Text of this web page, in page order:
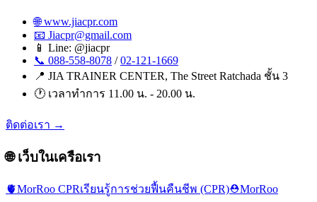
🌐 www.jiacpr.com
📧 Jiacpr@gmail.com
📱 Line: @jiacpr
📞 088-558-8078 /02-121-1669
📍 JIA TRAINER CENTER, The Street Ratchada ชั้น 3
🕐 เวลาทำการ 11.00 น. - 20.00 น.
ติดต่อเรา →
🌐 เว็บในเครือเรา
🫀MorRoo CPRเรียนรู้การช่วยฟื้นคืนชีพ (CPR)⛑️MorRoo